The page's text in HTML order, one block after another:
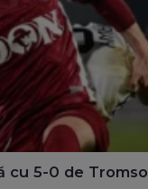
cu 5-0 de Tromso